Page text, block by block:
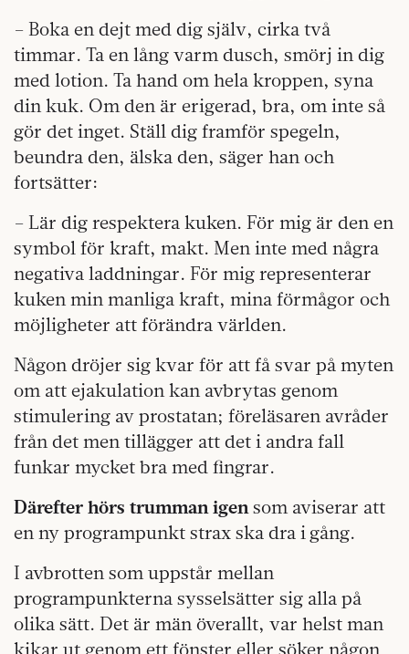
– Boka en dejt med dig själv, cirka två
timmar. Ta en lång varm dusch, smörj in dig
med lotion. Ta hand om hela kroppen, syna
din kuk. Om den är erigerad, bra, om inte så
gör det inget. Ställ dig framför spegeln,
beundra den, älska den, säger han och
fortsätter:
– Lär dig respektera kuken. För mig är den en
symbol för kraft, makt. Men inte med några
negativa laddningar. För mig representerar
kuken min manliga kraft, mina förmågor och
möjligheter att förändra världen.
Någon dröjer sig kvar för att få svar på myten
om att ejakulation kan avbrytas genom
stimulering av prostatan; föreläsaren avråder
från det men tillägger att det i andra fall
funkar mycket bra med fingrar.
Därefter hörs trumman igen som aviserar att
en ny programpunkt strax ska dra i gång.
I avbrotten som uppstår mellan
programpunkterna sysselsätter sig alla på
olika sätt. Det är män överallt, var helst man
kikar ut genom ett fönster eller söker någon